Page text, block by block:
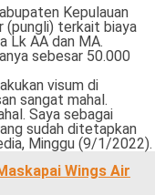
Kepulauan
(pungli) terkait biaya
Lk AA dan MA.
sebesar 50.000
visum di
sangat mahal.
Saya sebagai
sudah ditetapkan
Minggu (9/1/2022).
Wings Air